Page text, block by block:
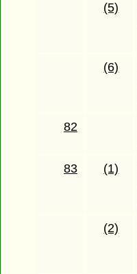
(5)
(6)
82
83
(1)
(2)